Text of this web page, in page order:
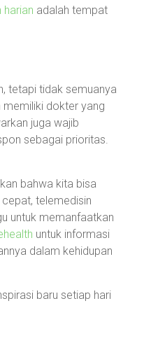
adalah tempat
tetapi tidak semuanya
dokter yang
juga wajib
sebagai prioritas.
bahwa kita bisa
telemedisin
untuk memanfaatkan
untuk informasi
dalam kehidupan
baru setiap hari